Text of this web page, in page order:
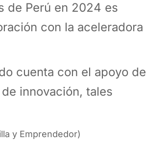
de Perú en 2024 es
con la aceleradora
cuenta con el apoyo de
innovación, tales
y Emprendedor)